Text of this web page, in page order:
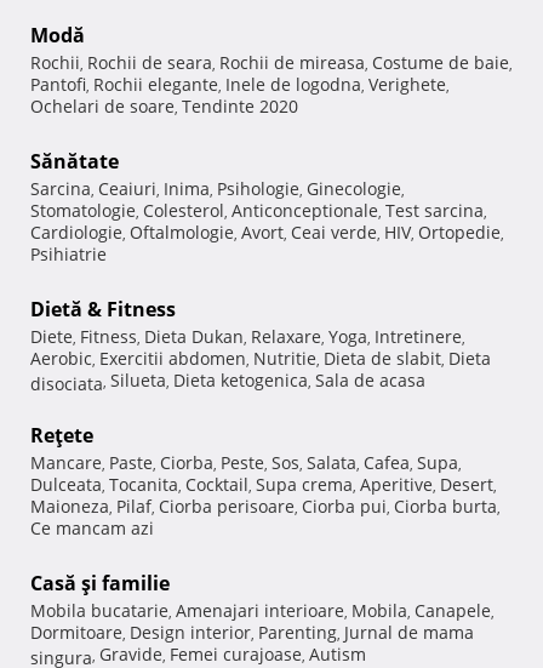
Modă
Rochii, Rochii de seara, Rochii de mireasa, Costume de baie,
Pantofi, Rochii elegante, Inele de logodna, Verighete,
Ochelari de soare, Tendinte 2020
Sănătate
Sarcina, Ceaiuri, Inima, Psihologie, Ginecologie,
Stomatologie, Colesterol, Anticonceptionale, Test sarcina,
Cardiologie, Oftalmologie, Avort, Ceai verde, HIV, Ortopedie,
Psihiatrie
Dietă & Fitness
Diete, Fitness, Dieta Dukan, Relaxare, Yoga, Intretinere,
Aerobic, Exercitii abdomen, Nutritie, Dieta de slabit, Dieta
disociata, Silueta, Dieta ketogenica, Sala de acasa
Reţete
Mancare, Paste, Ciorba, Peste, Sos, Salata, Cafea, Supa,
Dulceata, Tocanita, Cocktail, Supa crema, Aperitive, Desert,
Maioneza, Pilaf, Ciorba perisoare, Ciorba pui, Ciorba burta,
Ce mancam azi
Casă şi familie
Mobila bucatarie, Amenajari interioare, Mobila, Canapele,
Dormitoare, Design interior, Parenting, Jurnal de mama
singura, Gravide, Femei curajoase, Autism